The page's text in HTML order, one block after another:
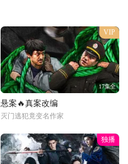
VIP
17集全
悬案🔥真案改编
灭门逃犯竟变名作家
独播